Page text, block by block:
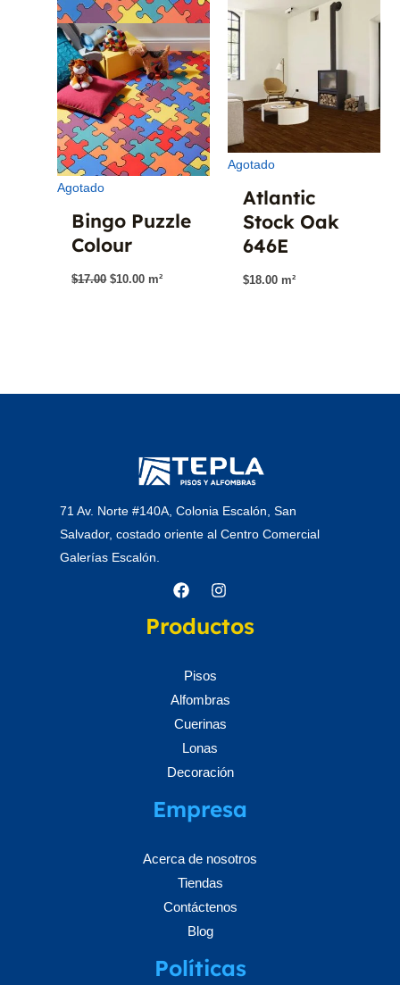
Agotado
Bingo Puzzle
Colour
$17.00 El
precio
$10.00El
precio
m²
Agotado
Atlantic
Stock Oak
646E
$18.00m²
71 Av. Norte #140A, Colonia Escalón, San
Salvador, costado oriente al Centro Comercial
Galerías Escalón.
Productos
Pisos
Alfombras
Cuerinas
Lonas
Decoración
Empresa
Acerca de nosotros
Tiendas
Contáctenos
Blog
Políticas